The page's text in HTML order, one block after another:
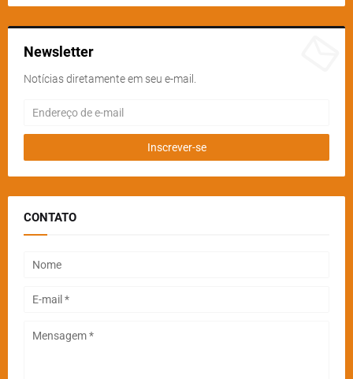
Newsletter
Notícias diretamente em seu e-mail.
CONTATO